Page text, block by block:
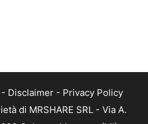
- Disclaimer - Privacy Policy
di MRSHARE SRL - Via A.